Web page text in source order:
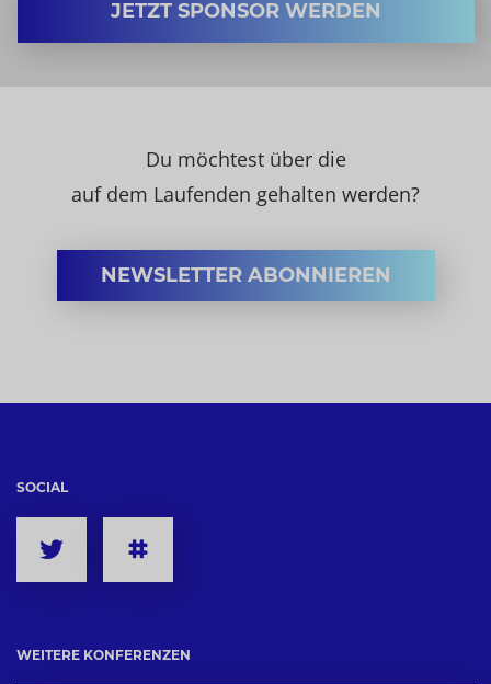
JETZT SPONSOR WERDEN
Du möchtest über die
auf dem Laufenden gehalten werden?
NEWSLETTER ABONNIEREN
SOCIAL
WEITERE KONFERENZEN